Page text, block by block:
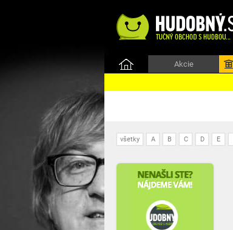
Akcie
všetky A B C D E